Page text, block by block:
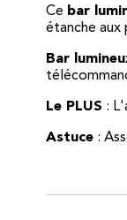
Ce bar
étanche aux
Bar
Le PLUS :
Astuce :